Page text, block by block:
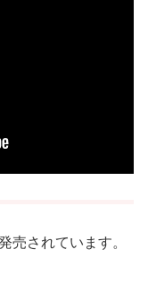
売されています。